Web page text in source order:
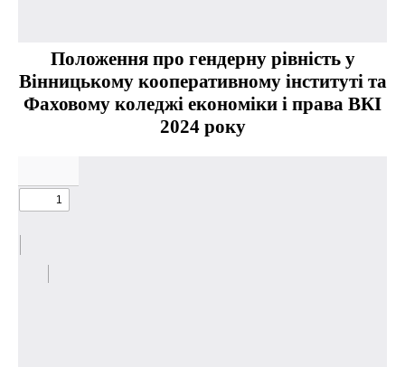
Положення про гендерну рівність у
Вінницькому кооперативному інституті та
Фаховому коледжі економіки і права ВКІ
2024 року